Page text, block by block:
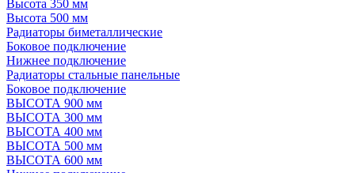
Высота 350 мм
Высота 500 мм
Радиаторы биметаллические
Боковое подключение
Нижнее подключение
Радиаторы стальные панельные
Боковое подключение
ВЫСОТА 900 мм
ВЫСОТА 300 мм
ВЫСОТА 400 мм
ВЫСОТА 500 мм
ВЫСОТА 600 мм